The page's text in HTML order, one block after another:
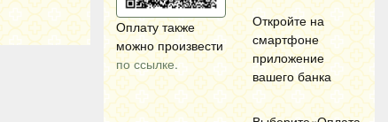
Оплату также
можно произвести
по ссылке.
Откройте на
смартфоне
приложение
вашего банка